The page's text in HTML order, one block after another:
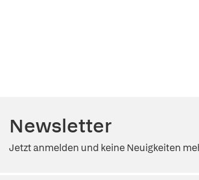
Newsletter
Jetzt anmelden und keine Neuigkeiten